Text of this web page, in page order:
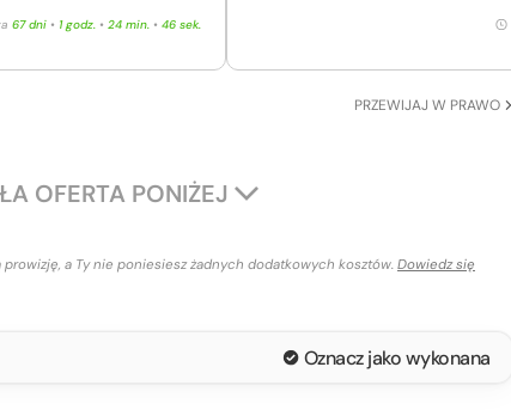
67 dni • 1 godz. • 24 min. • 45 sek.
PRZEWIJAJ W PRAWO
OFERTA PONIŻEJ
a Ty nie poniesiesz żadnych dodatkowych kosztów. Dowiedz się
Oznacz jako wykonana